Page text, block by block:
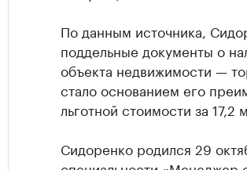
По данным источника,
поддельные документы о
объекта недвижимости —
стало основанием его
льготной стоимости за 17,2
Сидоренко родился 29